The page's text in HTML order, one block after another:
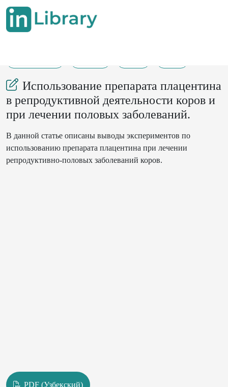
Использование препарата плацентина
в репродуктивной деятельности коров и
при лечении половых заболеваний.
В данной статье описаны выводы экспериментов по
использованию препарата плацентина при лечении
репродуктивно-половых заболеваний коров.
PDF (Узбекский)